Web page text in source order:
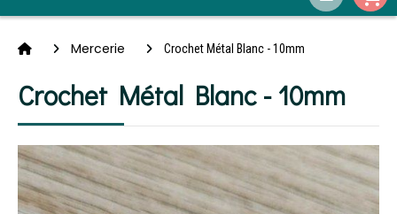
Mercerie Crochet Métal Blanc - 10mm
Crochet Métal Blanc - 10mm